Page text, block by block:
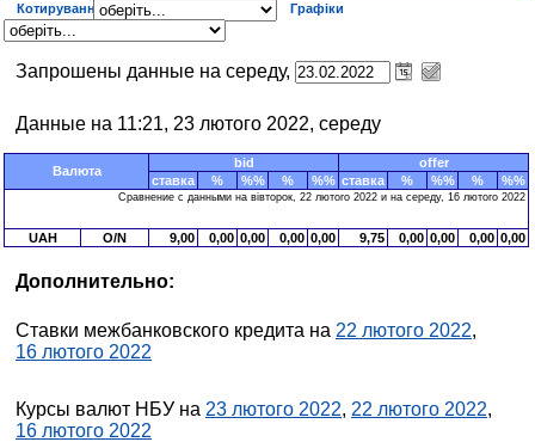
Котирування
Графіки
Запрошены данные на середу,
Данные на 11:21, 23 лютого 2022, середу
Валюта
bid
offer
ставка
% %% % %% ставка % %% % %%
Сравнение с данными на вівторок, 22 лютого 2022 и на середу, 16 лютого 2022
UAH O/N 9,00 0,00 0,00 0,00 0,00 9,75 0,00 0,00 0,00 0,00
Дополнительно:
Ставки межбанковского кредита на 22 лютого 2022,
16 лютого 2022
Курсы валют НБУ на 23 лютого 2022, 22 лютого 2022,
16 лютого 2022